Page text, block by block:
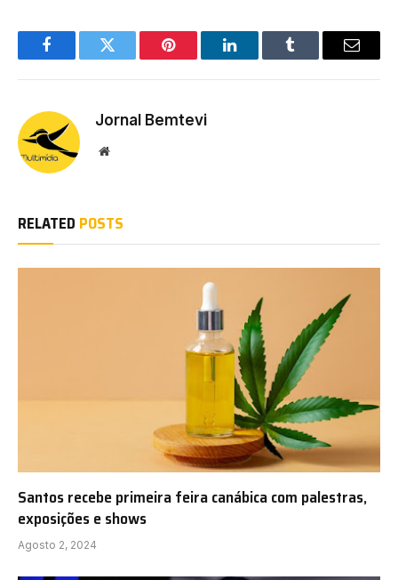
FacebookTwitter Pinterest LinkedInTumblr Email
Jornal Bemtevi
Website
RELATED POSTS
Santos recebe primeira feira canábica com palestras,
exposições e shows
Agosto 2, 2024